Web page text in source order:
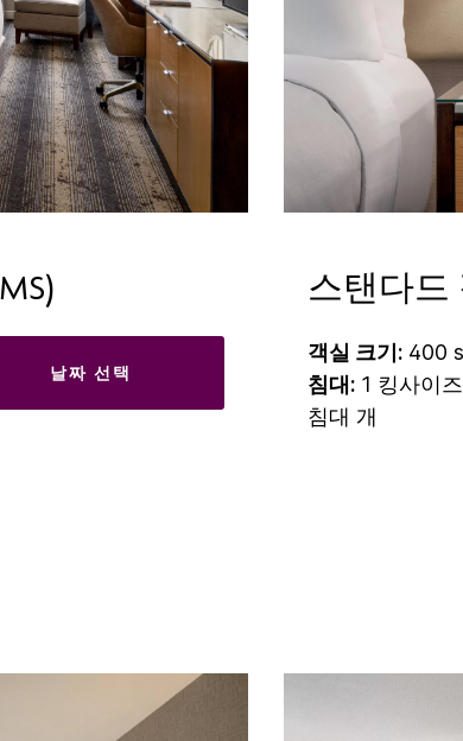
날짜 선택
스탠다드
객실 크기: 400
침대: 1 킹사이
침대 개